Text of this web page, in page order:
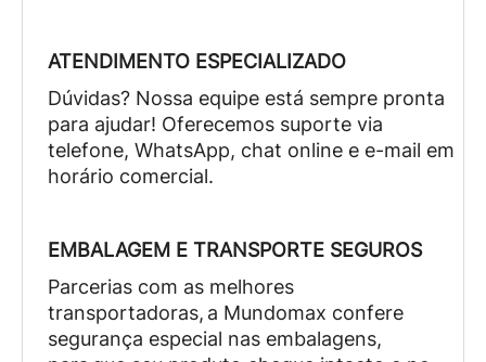
ATENDIMENTO ESPECIALIZADO
Dúvidas? Nossa equipe está sempre pronta
para ajudar! Oferecemos suporte via
telefone, WhatsApp, chat online e e-mail em
horário comercial.
EMBALAGEM E TRANSPORTE SEGUROS
Parcerias com as melhores
transportadoras, a Mundomax confere
segurança especial nas embalagens,